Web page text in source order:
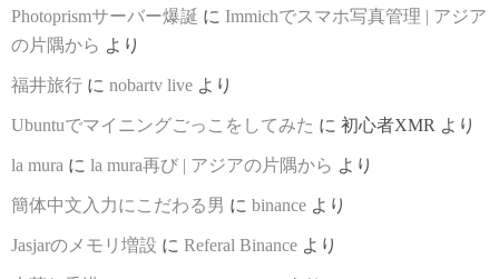
Photoprismサーバー爆誕 に Immichでスマホ写真管理 | アジア
の片隅から より
福井旅行 に nobartv live より
Ubuntuでマイニングごっこをしてみた に 初心者XMR より
la mura に la mura再び | アジアの片隅から より
簡体中文入力にこだわる男 に binance より
Jasjarのメモリ増設 に Referal Binance より